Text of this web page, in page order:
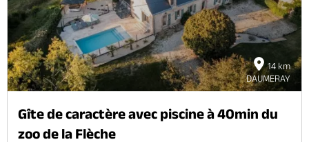
14 km
DAUMERAY
Gîte de caractère avec piscine à 40min du
zoo de la Flèche